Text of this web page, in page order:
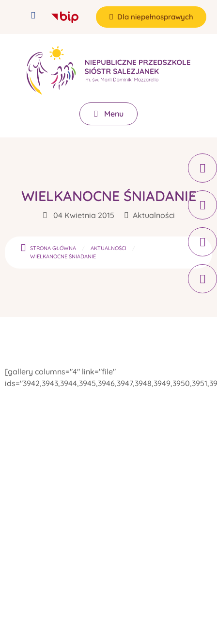
Dla niepełnosprawych
Menu
WIELKANOCNE ŚNIADANIE
04 Kwietnia 2015 Aktualności
STRONA GŁÓWNA
AKTUALNOŚCI
WIELKANOCNE ŚNIADANIE
[gallery columns="4" link="file"